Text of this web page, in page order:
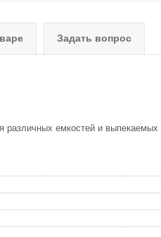
Задать вопрос
различных емкостей и